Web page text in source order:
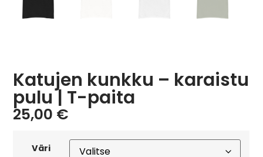
Katujen kunkku – karaistu
pulu | T-paita
25,00 €
Väri